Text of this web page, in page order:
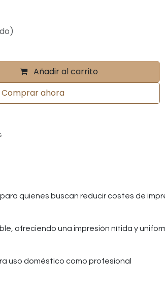
Añadir al carrito
Comprar ahora
quienes buscan reducir costes de
ofreciendo una impresión nítida y
uso doméstico como profesional